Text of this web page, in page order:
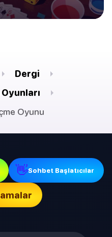
Dergi
Oyunu
👋Sohbet Başlatıcılar